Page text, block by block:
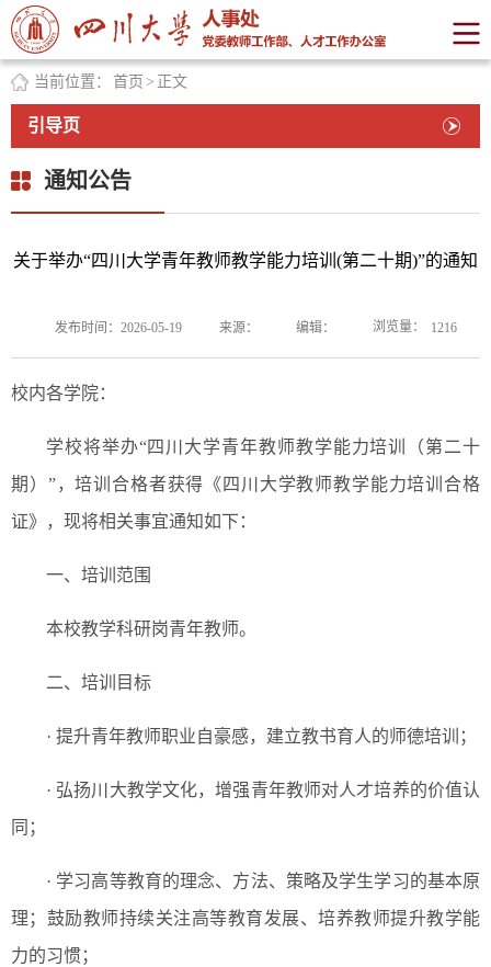
当前位置： 首页 > 正文
引导页
通知公告
关于举办“四川大学青年教师教学能力培训(第二十期)”的通知
发布时间：2026-05-19 来源： 编辑： 浏览量： 1216
校内各学院：
学校将举办“四川大学青年教师教学能力培训（第二十
期）”，培训合格者获得《四川大学教师教学能力培训合格
证》，现将相关事宜通知如下：
一、培训范围
本校教学科研岗青年教师。
二、培训目标
· 提升青年教师职业自豪感，建立教书育人的师德培训；
· 弘扬川大教学文化，增强青年教师对人才培养的价值认
同；
· 学习高等教育的理念、方法、策略及学生学习的基本原
理；鼓励教师持续关注高等教育发展、培养教师提升教学能
力的习惯；